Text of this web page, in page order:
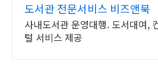
도서관 전문서비스 비즈앤북
사내도서관 운영대행. 도서대여,
털 서비스 제공